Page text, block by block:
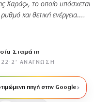
Χαράς», το οποίο υπόσχεται
και θετική ενέργεια.…
Σταμάτη
· 2′ ΑΝΆΓΝΩΣΗ
πηγή στην Google